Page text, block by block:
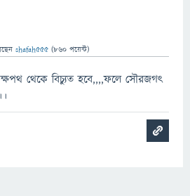
shafah555 (860 পয়েন্ট)
কক্ষপথ থেকে বিচ্যুত হবে,,,,ফলে সৌরজগৎ